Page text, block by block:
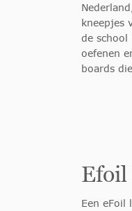
kneepjes
de school
oefenen
boards
Efoil
Een